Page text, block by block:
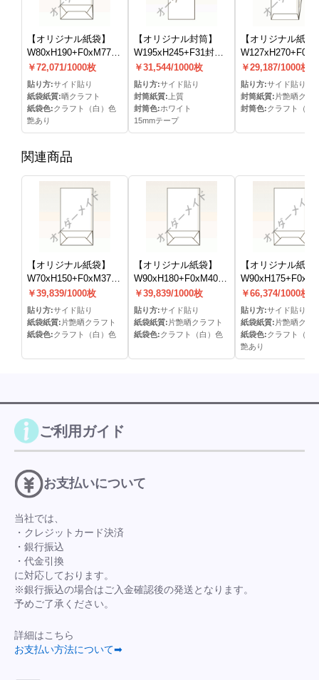
【オリジナル紙袋】
W80xH190+F0xM77mm
角底(フタ無し)(S貼)
￥72,071/1000枚
貼り方:サイド貼り
紙袋紙質:晒クラフト
紙袋色:クラフト（白）色
艶あり
【オリジナル封筒】
W195xH245+F31封筒
(15mmテープ)(S貼)
￥31,544/1000枚
貼り方:サイド貼り
封筒紙質: 上質
封筒色:ホワイト
15mmテープ
【オリジナル紙袋
ガゼット(S貼)
￥29,187/1000枚
貼り方:サイド貼り
封筒紙質: 片艶晒クラ
封筒色:クラフト（白
関連商品
【オリジナル紙袋】
W70xH150+F0xM37mm
角底(フタ無し)(S貼)
￥39,839/1000枚
貼り方:サイド貼り
紙袋紙質: 片艶晒クラフト
紙袋色:クラフト（白）色
【オリジナル紙袋】
W90xH180+F0xM40mm
角底(フタ無し)(S貼)
￥39,839/1000枚
貼り方:サイド貼り
紙袋紙質: 片艶晒クラフト
紙袋色:クラフト（白）色
【オリジナル紙袋
角底(フタ無し)(S
￥66,374/1000枚
貼り方:サイド貼り
紙袋紙質: 片艶晒クラ
紙袋色:クラフト（白
艶あり
ご利用ガイド
お支払いについて
当社では、
・クレジットカード決済
・銀行振込
・代金引換
に対応しております。
※銀行振込の場合はご入金確認後の発送となります。
予めご了承ください。
詳細はこちら
お支払い方法について➡